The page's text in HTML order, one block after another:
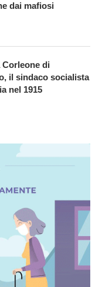
dai mafiosi
Corleone di
il sindaco socialista
nel 1915